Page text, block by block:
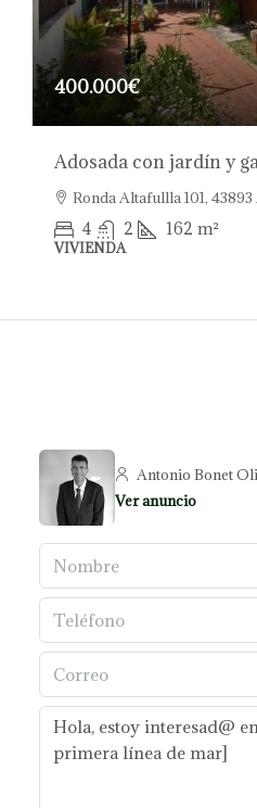
400.000€
Adosada con jardín y
Ronda Altafullla 101,
4 2 162 m²
VIVIENDA
Antonio Bonet
Ver anuncio